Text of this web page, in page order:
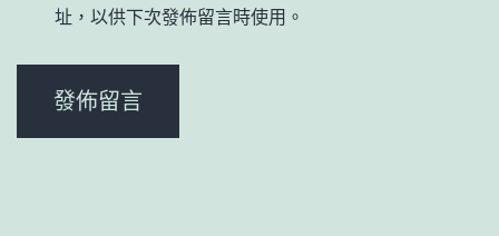
址，以供下次發佈留言時使用。